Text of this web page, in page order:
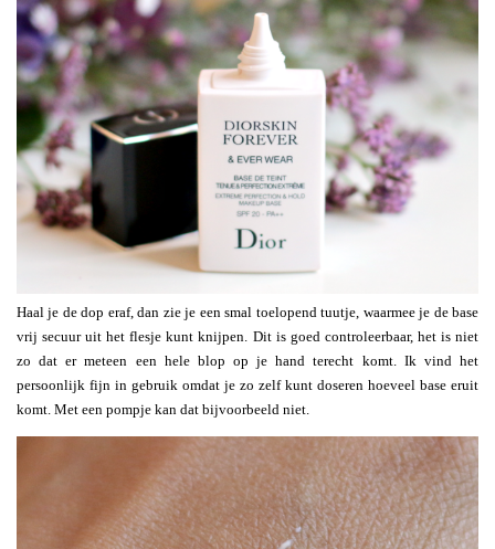
Haal je de dop eraf, dan zie je een smal toelopend tuutje, waarmee je de base
vrij secuur uit het flesje kunt knijpen. Dit is goed controleerbaar, het is niet
zo dat er meteen een hele blop op je hand terecht komt. Ik vind het
persoonlijk fijn in gebruik omdat je zo zelf kunt doseren hoeveel base eruit
komt. Met een pompje kan dat bijvoorbeeld niet.